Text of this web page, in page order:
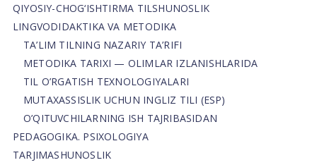
QIYOSIY-CHOG‘ISHTIRMA TILSHUNOSLIK
LINGVODIDAKTIKA VA METODIKA
TA’LIM TILNING NAZARIY TA’RIFI
METODIKA TARIXI — OLIMLAR IZLANISHLARIDA
TIL O’RGATISH TEXNOLOGIYALARI
MUTAXASSISLIK UCHUN INGLIZ TILI (ESP)
O’QITUVCHILARNING ISH TAJRIBASIDAN
PEDAGOGIKA. PSIXOLOGIYA
TARJIMASHUNOSLIK